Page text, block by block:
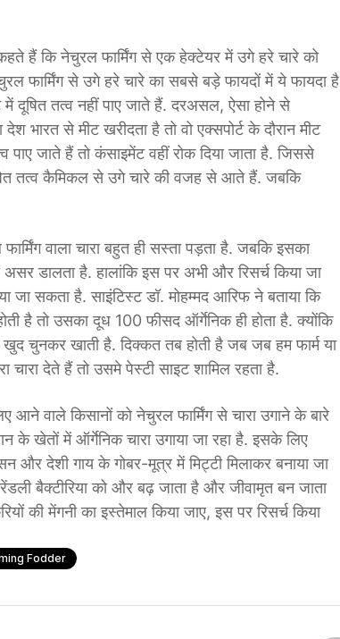
हैं कि नेचुरल फार्मिंग से एक हेक्टेयर में उगे हरे चारे को
फार्मिंग से उगे हरे चारे का सबसे बड़े फायदों में ये फायदा है
तत्व नहीं पाए जाते हैं. दरअसल, ऐसा होने से
भारत से मीट खरीदता है तो वो एक्सपोर्ट के दौरान मीट
जाते हैं तो कंसाइमेंट वहीं रोक दिया जाता है. जिससे
तत्व कैमिकल से उगे चारे की वजह से आते हैं. जबकि
वाला चारा बहुत ही सस्ता पड़ता है. जबकि इसका
असर डालता है. हालांकि इस पर अभी और रिसर्च किया जा
जा सकता है. साइंटिस्ट डॉ. मोहम्मद आरिफ ने बताया कि
है तो उसका दूध 100 फीसद ऑर्गेनिक ही होता है. क्योंकि
चुनकर खाती है. दिक्कत तब होती है जब जब हम फार्म या
चारा देते हैं तो उसमे पेस्टी साइट शामिल रहता है.
वाले किसानों को नेचुरल फार्मिंग से चारा उगाने के बारे
के खेतों में ऑर्गेनिक चारा उगाया जा रहा है. इसके लिए
और देशी गाय के गोबर-मूत्र में मिट्टी मिलाकर बनाया जा
बैक्टीरिया को और बढ़ जाता है और जीवामृत बन जाता
की मेंगनी का इस्तेमाल किया जाए, इस पर रिसर्च किया
Fodder